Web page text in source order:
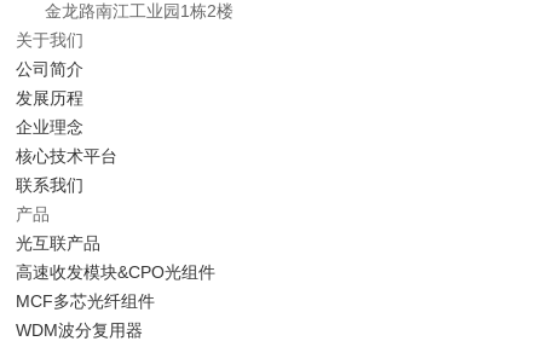
金龙路南江工业园1栋2楼
关于我们
公司简介
发展历程
企业理念
核心技术平台
联系我们
产品
光互联产品
高速收发模块&CPO光组件
MCF多芯光纤组件
WDM波分复用器